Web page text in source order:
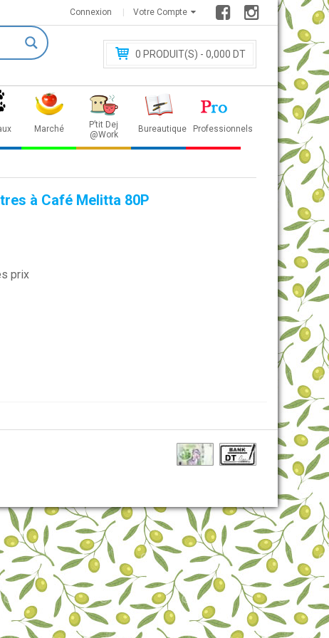
Votre Compte
Connexion
0 PRODUIT(S) - 0,000 DT
Marché
P’tit Dej
@Work
Bureautique Professionnels
à Café Melitta 80P
prix